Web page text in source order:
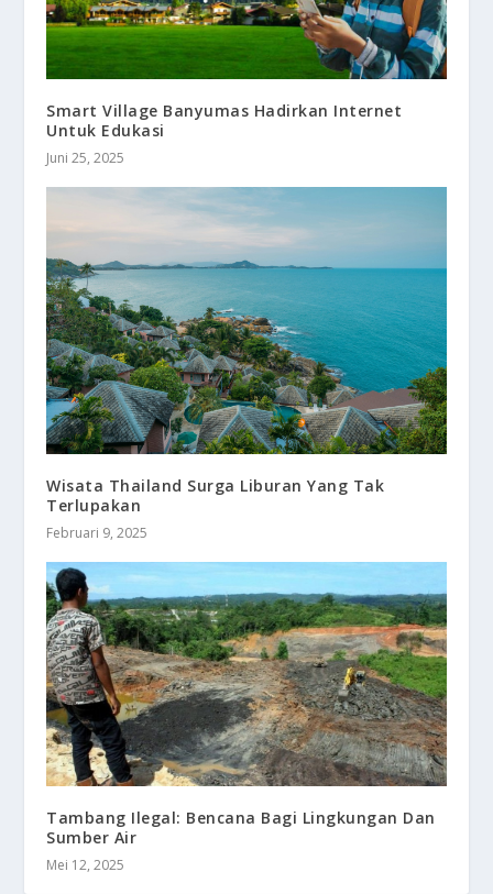
Smart Village Banyumas Hadirkan Internet
Untuk Edukasi
Juni 25, 2025
Wisata Thailand Surga Liburan Yang Tak
Terlupakan
Februari 9, 2025
Tambang Ilegal: Bencana Bagi Lingkungan Dan
Sumber Air
Mei 12, 2025